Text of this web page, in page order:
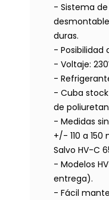
- Sistema
duras.
- Posibilidad
- Voltaje:
-
- Cuba
de
- Medidas
+/- 110 a
Salvo HV-C
- Modelos
entrega).
- Fácil